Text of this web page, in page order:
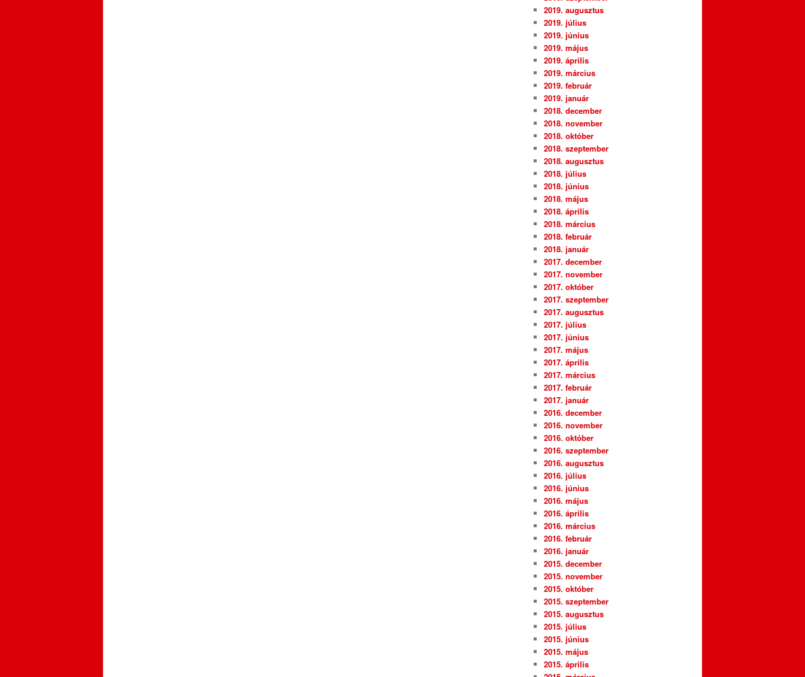
2019. augusztus
2019. július
2019. június
2019. május
2019. április
2019. március
2019. február
2019. január
2018. december
2018. november
2018. október
2018. szeptember
2018. augusztus
2018. július
2018. június
2018. május
2018. április
2018. március
2018. február
2018. január
2017. december
2017. november
2017. október
2017. szeptember
2017. augusztus
2017. július
2017. június
2017. május
2017. április
2017. március
2017. február
2017. január
2016. december
2016. november
2016. október
2016. szeptember
2016. augusztus
2016. július
2016. június
2016. május
2016. április
2016. március
2016. február
2016. január
2015. december
2015. november
2015. október
2015. szeptember
2015. augusztus
2015. július
2015. június
2015. május
2015. április